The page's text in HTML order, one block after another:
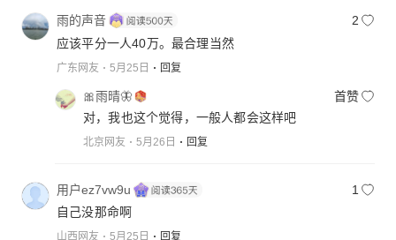
雨的声音
2
应该平分一人40万。最合理当然
广东网友 5月25日 回复
🎀雨晴🦋
首赞
对，我也这个觉得，一般人都会这样吧
北京网友 5月26日 回复
用户ez7vw9u
1
自己没那命啊
山西网友 5月25日 回复